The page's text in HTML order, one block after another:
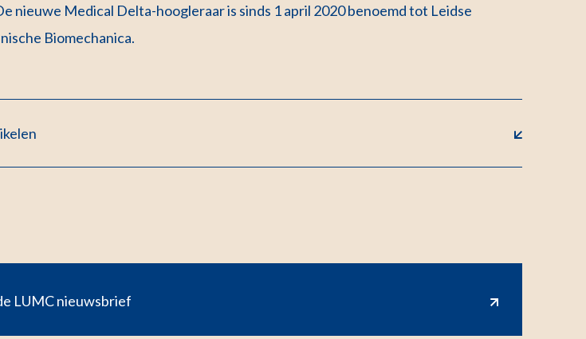
nieuwe Medical Delta-hoogleraar is sinds 1 april 2020 benoemd tot Leidse
Biomechanica.
LUMC nieuwsbrief